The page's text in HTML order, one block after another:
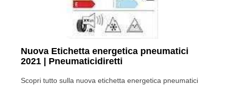
Nuova Etichetta energetica pneumatici
2021 | Pneumaticidiretti
Scopri tutto sulla nuova etichetta energetica pneumatici